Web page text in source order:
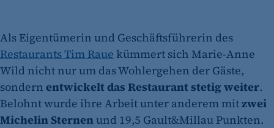
Als Eigentümerin und Geschäftsführerin des
Restaurants Tim Raue kümmert sich Marie-Anne
Wild nicht nur um das Wohlergehen der Gäste,
sondern entwickelt das Restaurant stetig weiter.
Belohnt wurde ihre Arbeit unter anderem mitzwei
Michelin Sternenund 19,5 Gault&Millau Punkten.